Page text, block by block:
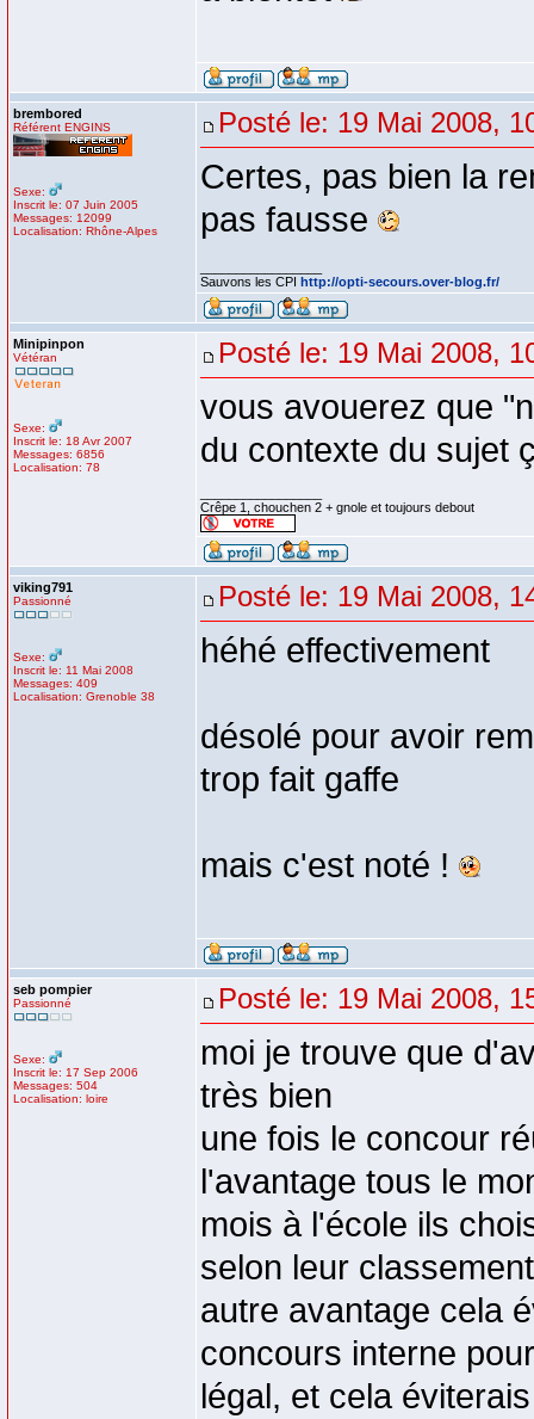
brembored
Référent ENGINS
Sexe:
Inscrit le: 07 Juin 2005
Messages: 12099
Localisation: Rhône-Alpes
Posté le: 19 Mai 2008,
Certes, pas bien la
pas fausse
Sauvons les CPI http://opti-secours.over-blog.fr/
Minipinpon
Vétéran
Sexe:
Inscrit le: 18 Avr 2007
Messages: 6856
Localisation: 78
Posté le: 19 Mai 2008,
vous avouerez que
du contexte du sujet
Crêpe 1, chouchen 2 + gnole et toujours debout
viking791
Passionné
Sexe:
Inscrit le: 11 Mai 2008
Messages: 409
Localisation: Grenoble 38
Posté le: 19 Mai 2008,
héhé effectivement
désolé pour avoir
trop fait gaffe
mais c'est noté !
seb pompier
Passionné
Sexe:
Inscrit le: 17 Sep 2006
Messages: 504
Localisation: loire
Posté le: 19 Mai 2008,
moi je trouve que
très bien
une fois le concour
l'avantage tous le
mois à l'école ils
selon leur
autre avantage cela
concours interne
légal, et cela